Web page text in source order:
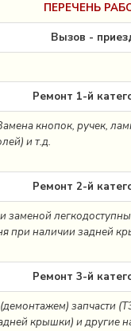
ПЕРЕЧЕНЬ
Вызов -
Ремонт 1-й
кнопок, ручек,
и т.д.
Ремонт 2-й
заменой
при наличии задней
Ремонт 3-й
запчасти
крышки) и другие